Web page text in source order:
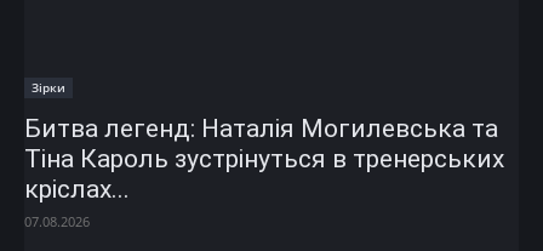
Зірки
Битва легенд: Наталія Могилевська та
Тіна Кароль зустрінуться в тренерських
кріслах...
07.08.2026